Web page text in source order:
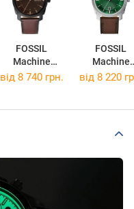
FOSSIL
Machine
FS5901
FOSSIL
Machine
FS6085
від 8 740 грн. від 8 220